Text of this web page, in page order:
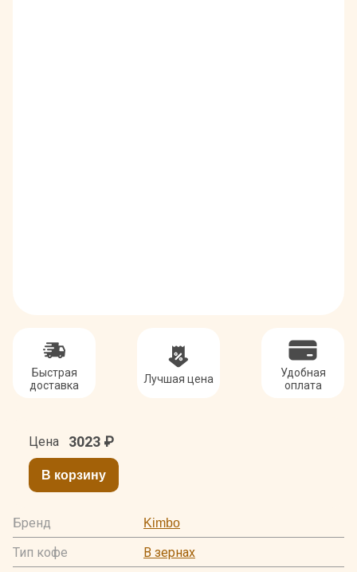
Быстрая
доставка
Лучшая цена
Удобная
оплата
Цена 3023 ₽
В корзину
Бренд
Kimbo
Тип кофе
В зернах